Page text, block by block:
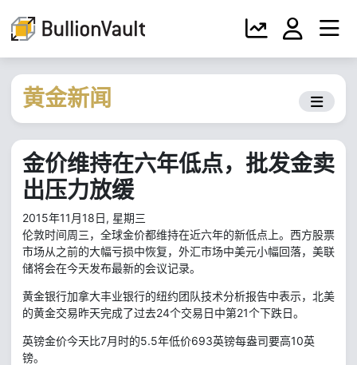
黄金新闻
金价维持在六年低点，批发金卖
出压力放缓
2015年11月18日, 星期三
伦敦时间周三，全球金价都维持在近六年的新低点上。西方股票
市场从之前的大幅亏损中恢复，外汇市场中美元小幅回落，美联
储将会在今天发布最新的会议记录。
黄金银行加拿大丰业银行的纽约团队技术分析报告中表示，北美
的黄金交易昨天完成了过去24个交易日中第21个下跌日。
英镑金价今天比7月时的5.5年低价693英镑每盎司要高10英
镑。